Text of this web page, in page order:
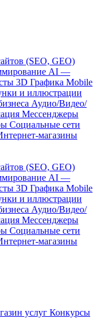
(SEO, GEO)
AI —
3D Графика Mobile
и иллюстрации
Аудио/Видео/
Мессенджеры
Социальные сети
магазины
(SEO, GEO)
AI —
3D Графика Mobile
и иллюстрации
Аудио/Видео/
Мессенджеры
Социальные сети
магазины
услуг Конкурсы